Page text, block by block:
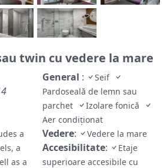
twin cu vedere la mare
a
a
as a
General :
Seif
Pardoseală de lemn sau
parchet
Izolare fonică
Aer condiționat
Vedere: Vedere la mare
Accesibilitate:
Etaje
superioare accesibile cu